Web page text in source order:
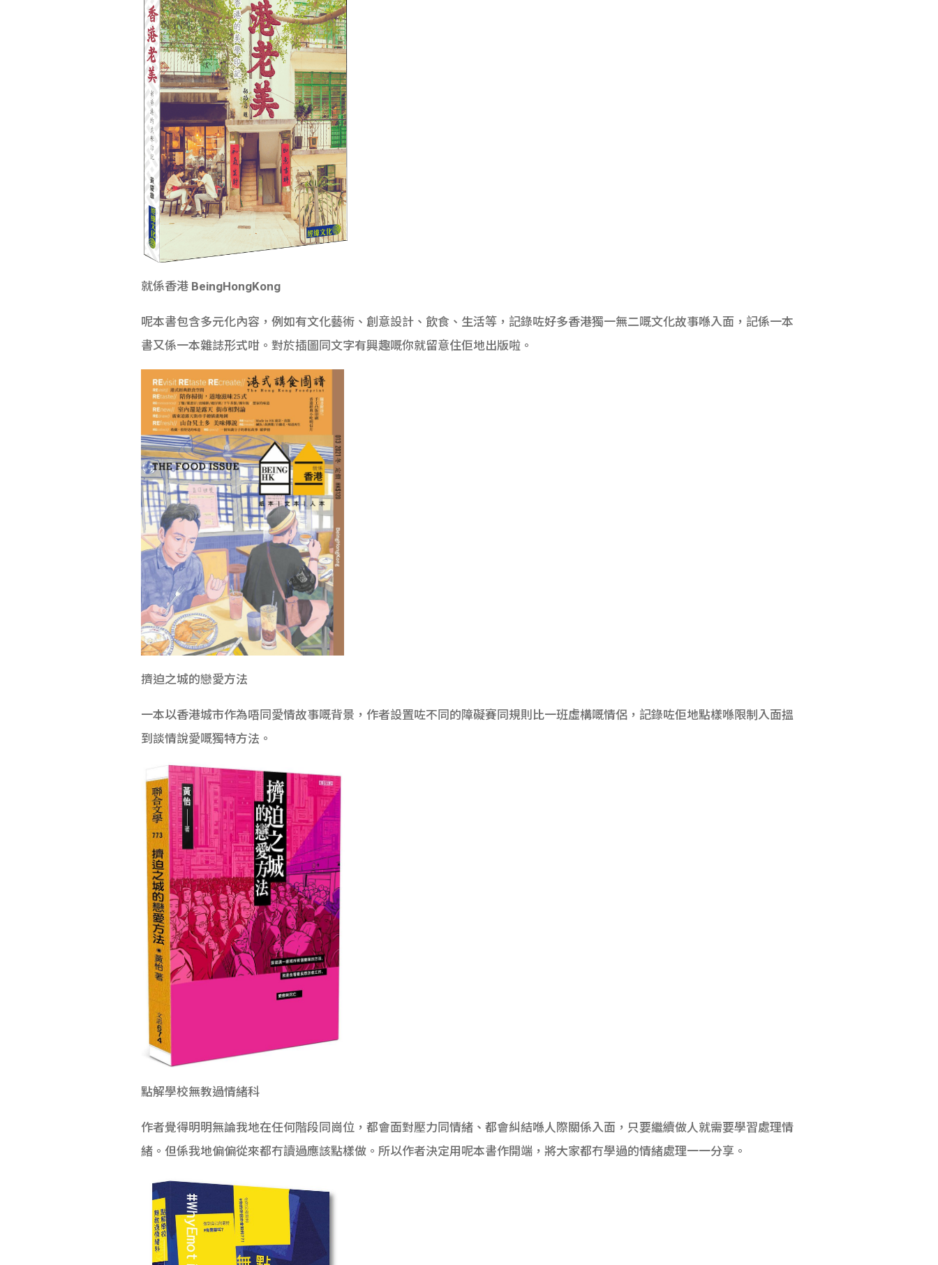
就係香港BeingHongKong
呢本書包含多元化內容，例如有文化藝術、創意設計、飲食、生活等，記錄咗好多香港獨一無二嘅文化故事喺入面，記係一本
書又係一本雜誌形式咁。對於插圖同文字有興趣嘅你就留意住佢地出版啦。
擠迫之城的戀愛方法
一本以香港城市作為唔同愛情故事嘅背景，作者設置咗不同的障礙賽同規則比一班虛構嘅情侶，記錄咗佢地點樣喺限制入面搵
到談情說愛嘅獨特方法。
點解學校無教過情緒科
作者覺得明明無論我地在任何階段同崗位，都會面對壓力同情緒、都會糾結喺人際關係入面，只要繼續做人就需要學習處理情
緒。但係我地偏偏從來都冇讀過應該點樣做。所以作者決定用呢本書作開端，將大家都冇學過的情緒處理一一分享。